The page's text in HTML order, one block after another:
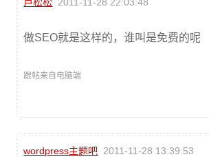
做SEO就是这样的，谁叫是免费的呢
跟帖来自电脑端
wordpress主题吧 2011-11-28 13:39:53